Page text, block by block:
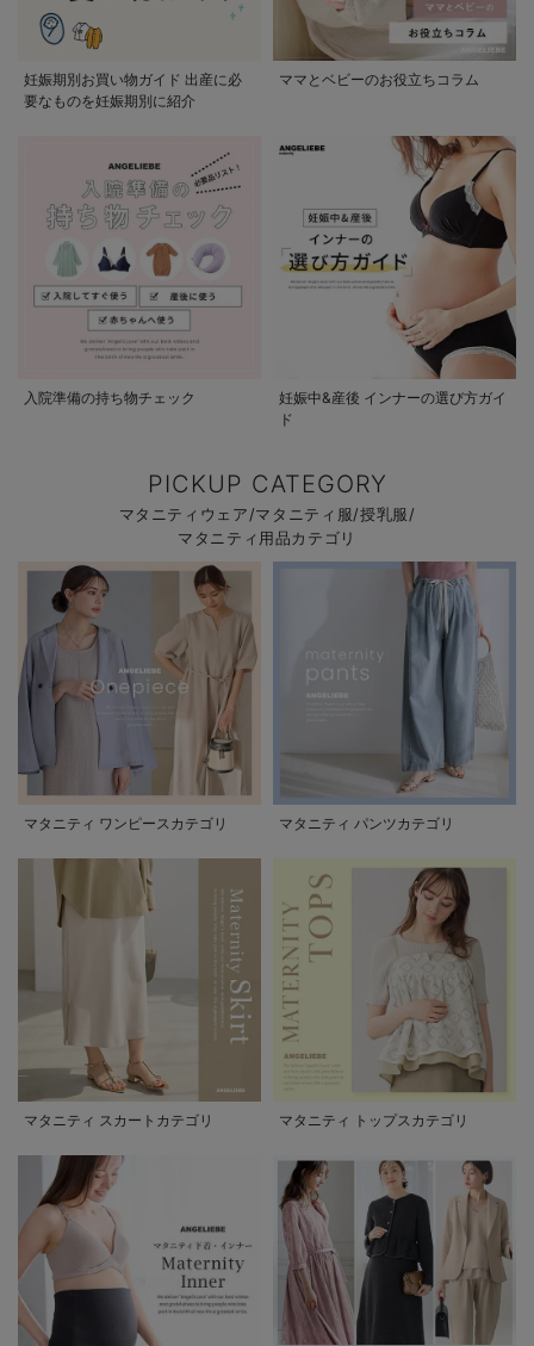
妊娠期別お買い物ガイド 出産に必
要なものを妊娠期別に紹介
ママとベビーのお役立ちコラム
入院準備の持ち物チェック
妊娠中&産後 インナーの選び方ガイ
ド
PICKUP CATEGORY
マタニティウェア/マタニティ服/授乳服/
マタニティ用品カテゴリ
マタニティ ワンピースカテゴリ マタニティ パンツカテゴリ
マタニティ スカートカテゴリ マタニティ トップスカテゴリ